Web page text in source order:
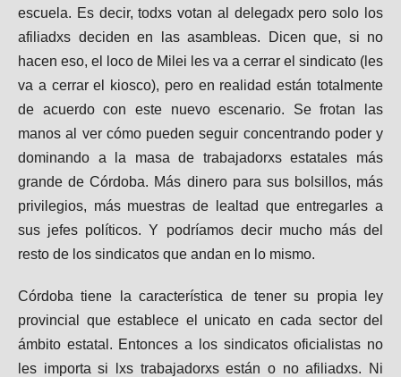
escuela. Es decir, todxs votan al delegadx pero solo los
afiliadxs deciden en las asambleas. Dicen que, si no
hacen eso, el loco de Milei les va a cerrar el sindicato (les
va a cerrar el kiosco), pero en realidad están totalmente
de acuerdo con este nuevo escenario. Se frotan las
manos al ver cómo pueden seguir concentrando poder y
dominando a la masa de trabajadorxs estatales más
grande de Córdoba. Más dinero para sus bolsillos, más
privilegios, más muestras de lealtad que entregarles a
sus jefes políticos. Y podríamos decir mucho más del
resto de los sindicatos que andan en lo mismo.
Córdoba tiene la característica de tener su propia ley
provincial que establece el unicato en cada sector del
ámbito estatal. Entonces a los sindicatos oficialistas no
les importa si lxs trabajadorxs están o no afiliadxs. Ni